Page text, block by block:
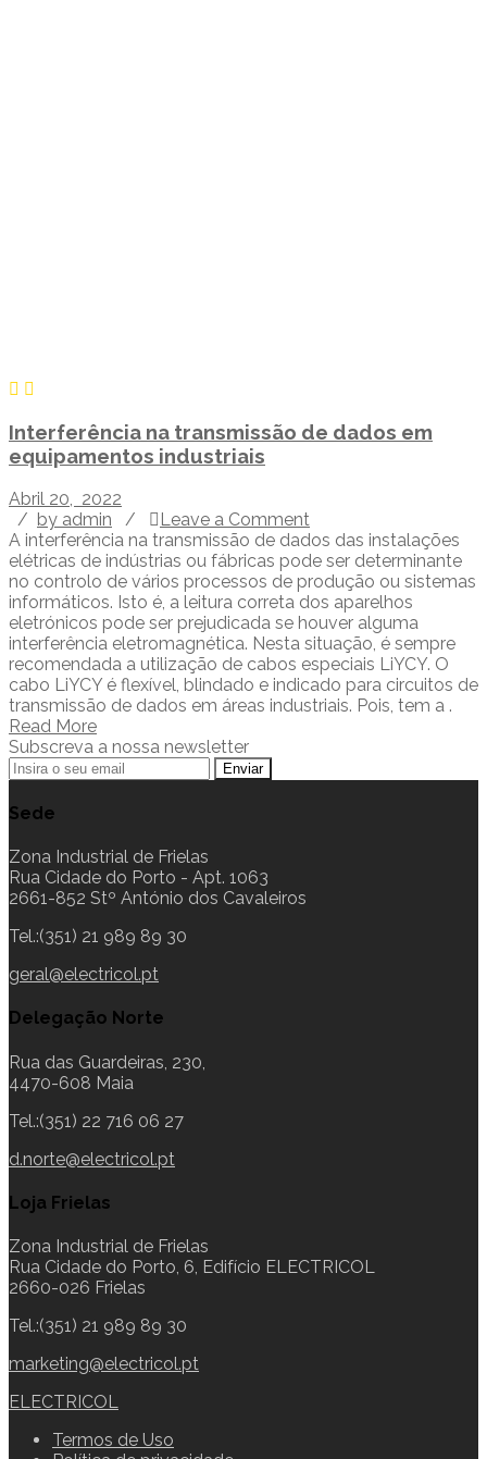
Interferência na transmissão de dados em
equipamentos industriais
Abril 20, 2022
/ by admin /
Leave a Comment
A interferência na transmissão de dados das instalações
elétricas de indústrias ou fábricas pode ser determinante
no controlo de vários processos de produção ou sistemas
informáticos. Isto é, a leitura correta dos aparelhos
eletrónicos pode ser prejudicada se houver alguma
interferência eletromagnética. Nesta situação, é sempre
recomendada a utilização de cabos especiais LiYCY. O
cabo LiYCY é flexível, blindado e indicado para circuitos de
transmissão de dados em áreas industriais. Pois, tem a .
Read More
Subscreva a nossa newsletter
Sede
Zona Industrial de Frielas
Rua Cidade do Porto - Apt. 1063
2661-852 Stº António dos Cavaleiros
Tel.:(351) 21 989 89 30
geral@electricol.pt
Delegação Norte
Rua das Guardeiras, 230,
4470-608 Maia
Tel.:(351) 22 716 06 27
d.norte@electricol.pt
Loja Frielas
Zona Industrial de Frielas
Rua Cidade do Porto, 6, Edifício ELECTRICOL
2660-026 Frielas
Tel.:(351) 21 989 89 30
marketing@electricol.pt
ELECTRICOL
Termos de Uso